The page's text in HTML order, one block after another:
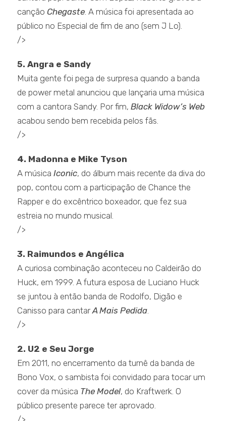
cançãoChegaste. A música foi apresentada ao
público no Especial de fim de ano (sem J Lo).
/>
5. Angra e Sandy
Muita gente foi pega de surpresa quando a banda
de power metal anunciou que lançaria uma música
com a cantora Sandy. Por fim,Black Widow’s Web
acabou sendo bem recebida pelos fãs.
/>
4. Madonna e Mike Tyson
A músicaIconic, do álbum mais recente da diva do
pop, contou com a participação de Chance the
Rapper e do excêntrico boxeador, que fez sua
estreia no mundo musical.
/>
3. Raimundos e Angélica
A curiosa combinação aconteceu no Caldeirão do
Huck, em 1999. A futura esposa de Luciano Huck
se juntou à então banda de Rodolfo, Digão e
Canisso para cantarA Mais Pedida.
/>
2. U2 e Seu Jorge
Em 2011, no encerramento da turnê da banda de
Bono Vox, o sambista foi convidado para tocar um
cover da música The Model, do Kraftwerk. O
público presente parece ter aprovado.